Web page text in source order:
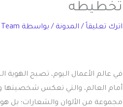
تخطيطه
اترك تعليقاً / المدونة / بواسطة
في عالم الأعمال اليوم، تصبح الهوية
أمام العالم، والتي تعكس شخصيتها
مجموعة من الألوان والشعارات؛ بل